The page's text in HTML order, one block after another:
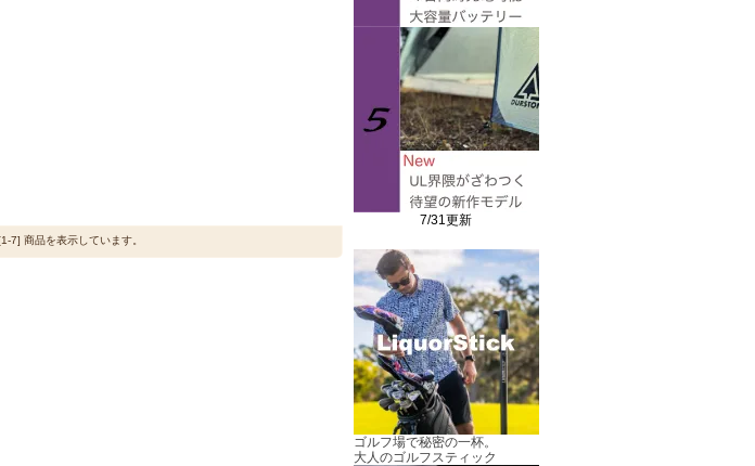
7] 商品を表示しています。
7/31更新
ゴルフ場で秘密の一杯。
大人のゴルフスティック